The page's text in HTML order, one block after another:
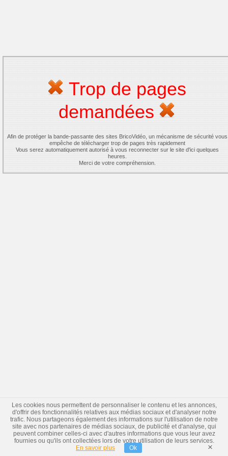
Trop de pages
demandées
Afin de protéger la bande-passante des sites BricoVidéo, un mécanisme de sécurité vous
empêche de télécharger trop de pages très rapidement
Vous serez automatiquement autorisé à vous reconnecter sur le site d'ici quelques
heures.
Merci de votre compréhension.
Les cookies nous permettent de personnaliser le contenu et les annonces,
d'offrir des fonctionnalités relatives aux médias sociaux et d'analyser notre
trafic. Nous partageons également des informations sur l'utilisation de notre
site avec nos partenaires de médias sociaux, de publicité et d'analyse, qui
peuvent combiner celles-ci avec d'autres informations que vous leur avez
fournies ou qu'ils ont collectées lors de votre utilisation de leurs services.
En savoir plus
Ok ×